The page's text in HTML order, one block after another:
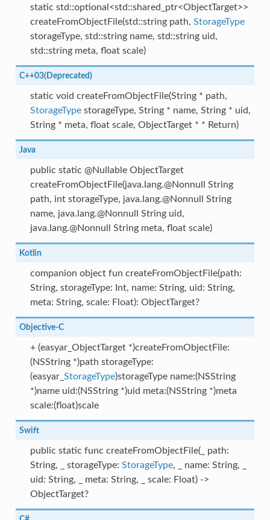
static std::optional<std::shared_ptr<ObjectTarget>>
createFromObjectFile(std::string path, StorageType
storageType, std::string name, std::string uid,
std::string meta, float scale)
C++03(Deprecated)
static void createFromObjectFile(String * path,
StorageTypestorageType, String * name, String * uid,
String * meta, float scale, ObjectTarget * * Return)
Java
public static @Nullable ObjectTarget
createFromObjectFile(java.lang.@Nonnull String
path, int storageType, java.lang.@Nonnull String
name, java.lang.@Nonnull String uid,
java.lang.@Nonnull String meta, float scale)
Kotlin
companion object fun createFromObjectFile(path:
String, storageType: Int, name: String, uid: String,
meta: String, scale: Float): ObjectTarget?
Objective-C
+ (easyar_ObjectTarget *)createFromObjectFile:
(NSString *)path storageType:
(easyar_ StorageType)storageType name:(NSString
*)name uid:(NSString *)uid meta:(NSString *)meta
scale:(float)scale
Swift
public static func createFromObjectFile(_ path:
String, _ storageType: StorageType, _ name: String, _
uid: String, _ meta: String, _ scale: Float) ->
ObjectTarget?